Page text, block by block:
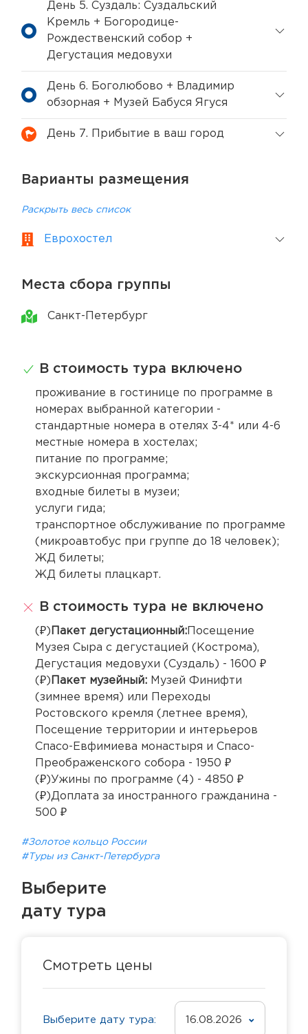
День 5. Суздаль: Суздальский
Кремль + Богородице-
Рождественский собор +
Дегустация медовухи
День 6. Боголюбово + Владимир
обзорная + Музей Бабуся Ягуся
День 7. Прибытие в ваш город
Варианты размещения
Раскрыть весь список
Еврохостел
Места сбора группы
Санкт-Петербург
В стоимость тура включено
проживание в гостинице по программе в
номерах выбранной категории -
стандартные номера в отелях 3-4* или 4-6
местные номера в хостелах;
питание по программе;
экскурсионная программа;
входные билеты в музеи;
услуги гида;
транспортное обслуживание по программе
(микроавтобус при группе до 18 человек);
ЖД билеты;
ЖД билеты плацкарт.
В стоимость тура не включено
(₽) Пакет дегустационный: Посещение
Музея Сыра с дегустацией (Кострома),
Дегустация медовухи (Суздаль) - 1600 ₽
(₽) Пакет музейный: Музей Финифти
(зимнее время) или Переходы
Ростовского кремля (летнее время),
Посещение территории и интерьеров
Спасо-Евфимиева монастыря и Спасо-
Преображенского собора - 1950 ₽
(₽)Ужины по программе (4) - 4850 ₽
(₽)Доплата за иностранного гражданина -
500 ₽
#Золотое кольцо России
#Туры из Санкт-Петербурга
Выберите
дату тура
Смотреть цены
Выберите дату тура: 16.08.2026